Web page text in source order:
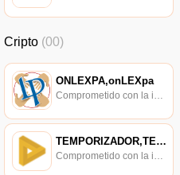
Cripto (00)
ONLEXPA,onLEXpa
TEMPORIZADOR,TEMPORIZADOR
Comprometido con la investigación de políticas en los campos de las nuevas finanzas, las finanzas internacionales y los mercados financieros.